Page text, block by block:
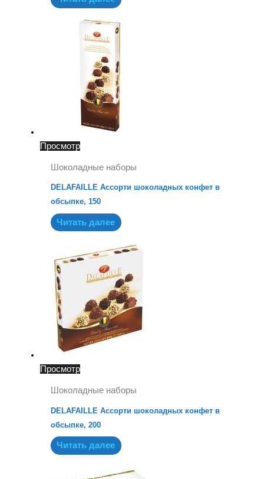
Просмотр
Шоколадные наборы
DELAFAILLE Ассорти шоколадных конфет в
обсыпке, 150
Читать далее
Просмотр
Шоколадные наборы
DELAFAILLE Ассорти шоколадных конфет в
обсыпке, 200
Читать далее